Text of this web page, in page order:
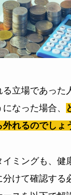
る立場であった
なった場合、
れるのでしょ
ミングも、健
けて確認する